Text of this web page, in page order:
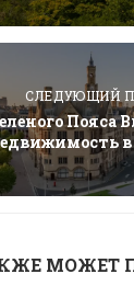
СЛЕДУЮЩИЙ
Пояса
в
МОЖЕТ